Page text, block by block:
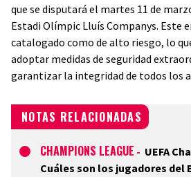
que se disputará el martes 11 de
Estadi Olímpic Lluís Companys. Este
catalogado como de alto riesgo, lo
adoptar medidas de seguridad
garantizar la integridad de todos los
NOTAS RELACIONADAS
CHAMPIONS LEAGUE - UEFA
Cuáles son los jugadores del